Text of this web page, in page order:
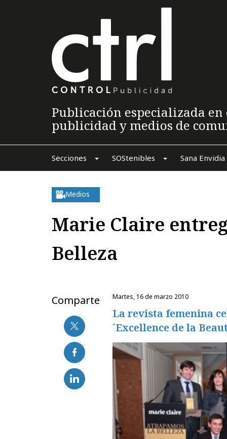
Publicación especializada
publicidad y medios de
Secciones SOStenibles Sana Envidia
Medios
Marie Claire
Belleza
Comparte martes, 16 de marzo 2010
La revista femenina
´Excellence de la